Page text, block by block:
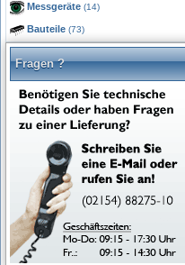
Messgeräte (14)
Bauteile (73)
Fragen ?